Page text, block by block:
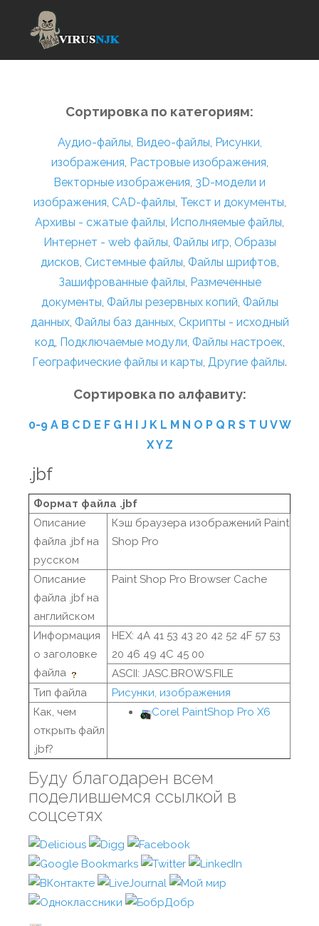
Сортировка по категориям:
Аудио-файлы, Видео-файлы, Рисунки,
изображения, Растровые изображения,
Векторные изображения, 3D-модели и
изображения, CAD-файлы, Текст и документы,
Архивы - сжатые файлы, Исполняемые файлы,
Интернет - web файлы, Файлы игр, Образы
дисков, Системные файлы, Файлы шрифтов,
Зашифрованные файлы, Размеченные
документы, Файлы резервных копий, Файлы
данных, Файлы баз данных, Скрипты - исходный
код, Подключаемые модули, Файлы настроек,
Географические файлы и карты, Другие файлы.
Сортировка по алфавиту:
0-9 A B C D E F G H I J K L M N O P Q R S T U VW
XY Z
.jbf
Формат файла .jbf
Описание
файла .jbf на
русском
Кэш браузера изображений Paint
Shop Pro
Описание
файла .jbf на
английском
Paint Shop Pro Browser Cache
Информация
о заголовке
файла
HEX: 4A 41 53 43 20 42 52 4F 57 53
20 46 49 4C 45 00
ASCII: JASC.BROWS.FILE
Тип файла
Рисунки, изображения
Как, чем
открыть файл
.jbf?
Corel PaintShop Pro X6
Буду благодарен всем
поделившемся ссылкой в
соцсетях